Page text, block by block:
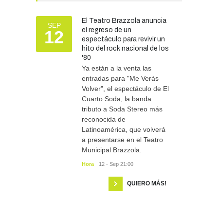
El Tren del Juego convocó
a cientos de familias en la
Vieja Estación
27/07/2026
SEP
12
El Teatro Brazzola anuncia
el regreso de un
espectáculo para revivir un
hito del rock nacional de los
'80
Ya están a la venta las
entradas para "Me Verás
Volver", el espectáculo de El
Cuarto Soda, la banda
tributo a Soda Stereo más
reconocida de
Latinoamérica, que volverá
a presentarse en el Teatro
Municipal Brazzola.
Hora 12 - Sep 21:00
QUIERO MÁS!